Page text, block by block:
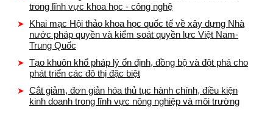
trong lĩnh vực khoa học - công nghệ
Khai mạc Hội thảo khoa học quốc tế về xây dựng Nhà
nước pháp quyền và kiểm soát quyền lực Việt Nam-
Trung Quốc
Tạo khuôn khổ pháp lý ổn định, đồng bộ và đột phá cho
phát triển các đô thị đặc biệt
Cắt giảm, đơn giản hóa thủ tục hành chính, điều kiện
kinh doanh trong lĩnh vực nông nghiệp và môi trường